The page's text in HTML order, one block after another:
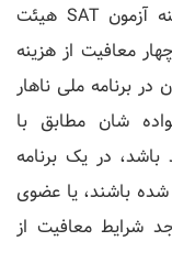
دانشجویانی که واجد شرایط معافیت هزینه آزمون SAT هیئت
معافیت از هزینه
برنامه ملی ناهار
‌شان مطابق با
در یک برنامه
شده باشند، یا عضوی
شرایط معافیت از